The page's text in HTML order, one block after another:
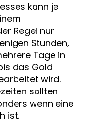
kann je
Regel nur
Stunden,
Tage in
das Gold
wird.
sollten
wenn eine
ist.